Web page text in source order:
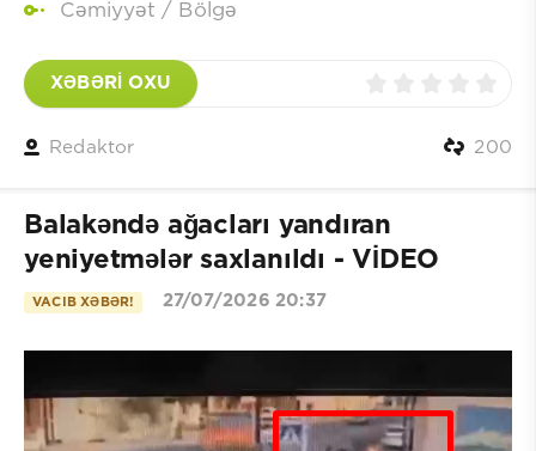
Cəmiyyət / Bölgə
XƏBƏRİ OXU
Redaktor 200
Balakəndə ağacları yandıran
yeniyetmələr saxlanıldı - VİDEO
VACIB XƏBƏR! 27/07/2026 20:37